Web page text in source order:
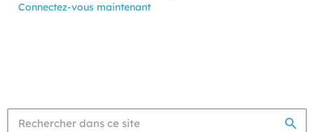
Connectez-vous maintenant
search